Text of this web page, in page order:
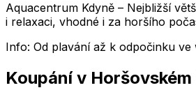
Aquacentrum Kdyně – Nejbližší
i relaxaci, vhodné i za horšího
Info: Od plavání až k odpočinku
Koupání v